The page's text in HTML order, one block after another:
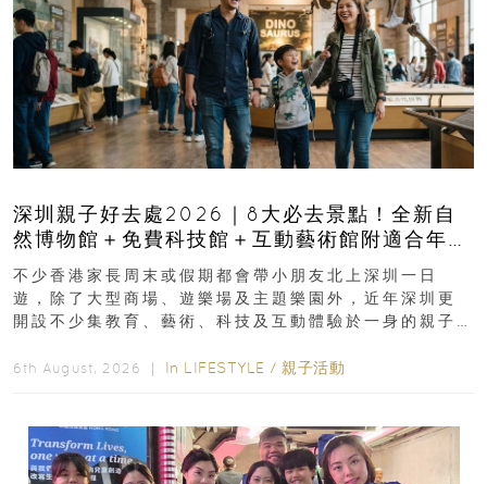
深圳親子好去處2026｜8大必去景點！全新自
然博物館＋免費科技館＋互動藝術館附適合年
齡、交通、門票、開放時間
不少香港家長周末或假期都會帶小朋友北上深圳一日
遊，除了大型商場、遊樂場及主題樂園外，近年深圳更
開設不少集教育、藝術、科技及互動體驗於一身的親子
6th August, 2026 ｜ In LIFESTYLE / 親子活動